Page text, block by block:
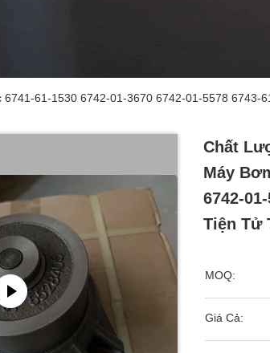
61-1530 6742-01-3670 6742-01-5578 6743-
Chất
Máy
6742-
Tiện Tử
MOQ:
Giá Cả: